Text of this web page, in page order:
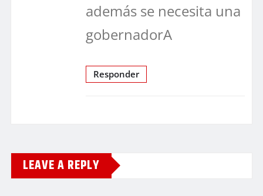
además se necesita una
gobernadorA
Responder
LEAVE A REPLY